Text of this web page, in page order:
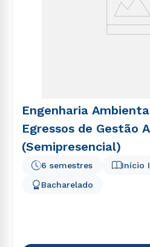
Engenharia
Egressos de Gestão
(Semipresencial)
Início
6 semestres
Bacharelado